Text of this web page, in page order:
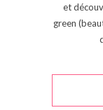
et
green